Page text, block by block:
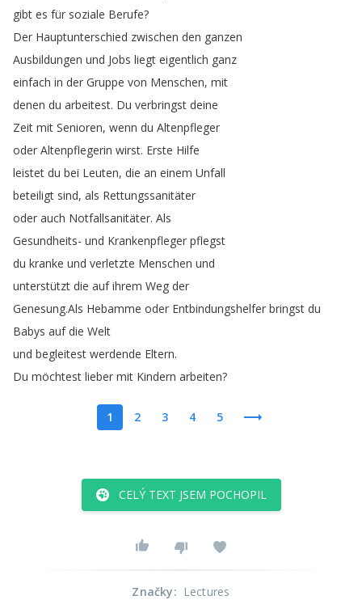
gibt es für soziale Berufe?
Der Hauptunterschied zwischen den ganzen
Ausbildungen und Jobs liegt eigentlich ganz
einfach in der Gruppe von Menschen, mit
denen du arbeitest. Du verbringst deine
Zeit mit Senioren, wenn du Altenpfleger
oder Altenpflegerin wirst. Erste Hilfe
leistet du bei Leuten, die an einem Unfall
beteiligt sind, als Rettungssanitäter
oder auch Notfallsanitäter. Als
Gesundheits- und Krankenpfleger pflegst
du kranke und verletzte Menschen und
unterstützt die auf ihrem Weg der
Genesung.Als Hebamme oder Entbindungshelfer bringst du
Babys auf die Welt
und begleitest werdende Eltern.
Du möchtest lieber mit Kindern arbeiten?
1 2 3 4 5
CELÝ TEXT JSEM POCHOPIL
Značky: Lectures